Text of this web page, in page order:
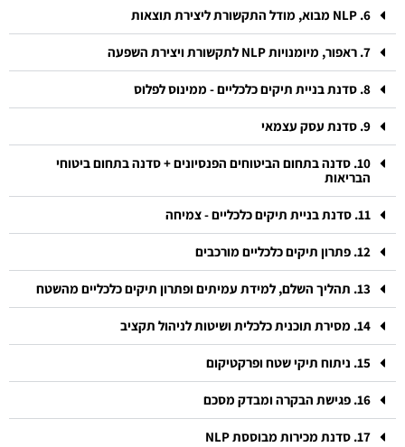
6. NLP מבוא, מודל התקשורת ליצירת תוצאות
7. ראפור, מיומנויות NLP לתקשורת ויצירת השפעה
8. סדנת בניית תיקים כלכליים - ממינוס לפלוס
9. סדנת עסק עצמאי
10. סדנה בתחום הביטוחים הפנסיונים + סדנה בתחום ביטוחי
הבריאות
11. סדנת בניית תיקים כלכליים - צמיחה
12. פתרון תיקים כלכליים מורכבים
13. תהליך השלם, למידת עמיתים ופתרון תיקים כלכליים מהשטח
14. מסירת תוכנית כלכלית ושיטות לניהול תקציב
15. ניתוח תיקי שטח ופרקטיקום
16. פגישת הבקרה ומבדק מסכם
17. סדנת מכירות מבוססת NLP